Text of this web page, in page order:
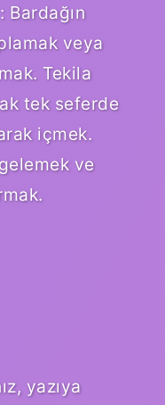
Bardağın
veya
Tekila
tek seferde
içmek.
ve
yazıya